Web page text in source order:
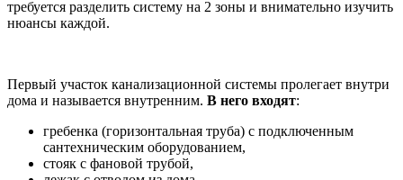
требуется разделить систему на 2 зоны и внимательно изучить
нюансы каждой.
Первый участок канализационной системы пролегает внутри
дома и называется внутренним. В него входят:
гребенка (горизонтальная труба) с подключенным
сантехническим оборудованием,
стояк с фановой трубой,